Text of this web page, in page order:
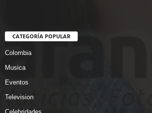
CATEGORÍA POPULAR
Colombia
Musica
Eventos
Television